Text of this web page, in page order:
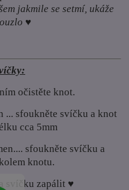
jakmile se setmí, ukáže
♥
očistěte knot.
... sfoukněte svíčku a knot
cca 5mm
sfoukněte svíčku a
knotu.
svíčku zapálit ♥